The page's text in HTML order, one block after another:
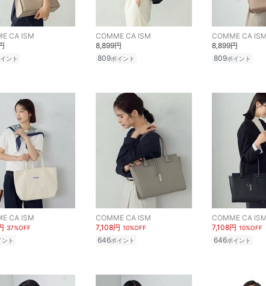
CA ISM
ント
COMME CA ISM
8,899円
809ポイント
COMME CA ISM
8,899円
809ポイント
CA ISM
37%OFF
ント
COMME CA ISM
7,108円 10%OFF
646ポイント
COMME CA ISM
7,108円 10%OFF
646ポイント